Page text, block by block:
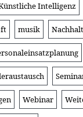
Intelligenz
musik
Webinar